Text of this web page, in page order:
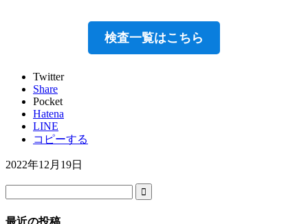
検査一覧はこちら
Twitter
Share
Pocket
Hatena
LINE
コピーする
2022年12月19日
最近の投稿